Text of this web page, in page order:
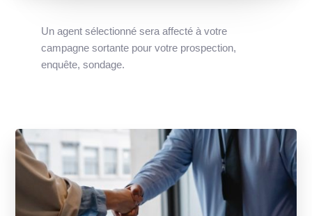
Un agent sélectionné sera affecté à votre
campagne sortante pour votre prospection,
enquête, sondage.